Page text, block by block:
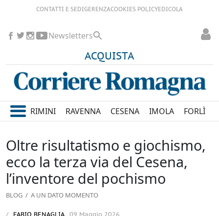
CONTATTI E SEDIGERENZACOOKIES POLICYEDICOLA
ACQUISTA
Newsletters
RIMINI RAVENNA CESENA IMOLA FORLÌ
Oltre risultatismo e giochismo,
ecco la terza via del Cesena,
l’inventore del pochismo
BLOG / A UN DATO MOMENTO